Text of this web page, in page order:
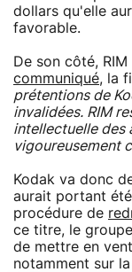
dollars qu'elle
favorable.
De son côté,
communiqué, la
prétentions de
invalidées. RIM
intellectuelle des
vigoureusement
Kodak va donc
aurait portant
procédure de
ce titre, le
de mettre en
notamment sur